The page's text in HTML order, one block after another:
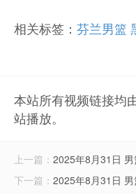
相关标签： 芬兰男篮
本站所有视频链接均
站播放。
上一篇： 2025年8月31日
下一篇： 2025年8月31日 男